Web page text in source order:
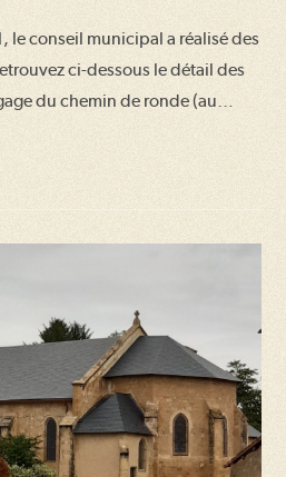
le conseil municipal a réalisé des
ci-dessous le détail des
du chemin de ronde (au…